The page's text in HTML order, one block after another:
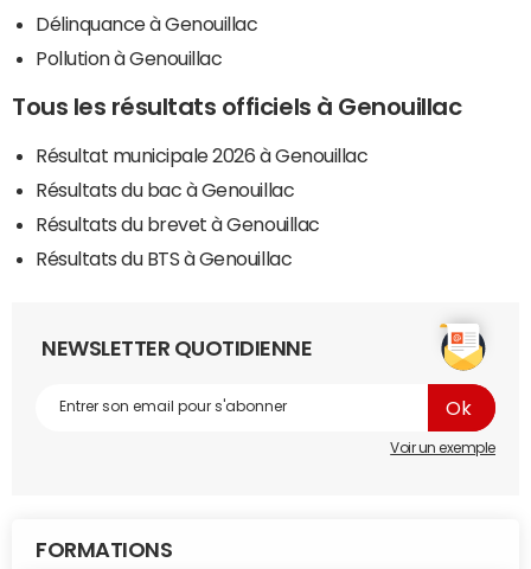
Délinquance à Genouillac
Pollution à Genouillac
Tous les résultats officiels à Genouillac
Résultat municipale 2026 à Genouillac
Résultats du bac à Genouillac
Résultats du brevet à Genouillac
Résultats du BTS à Genouillac
NEWSLETTER QUOTIDIENNE
Voir un exemple
FORMATIONS